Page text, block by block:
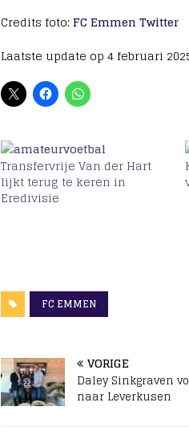
Credits foto:FC Emmen Twitter
Laatste update op 4 februari
Transfervrije Van der Hart
lijkt terug te keren in
Eredivisie
FC EMMEN
VORIGE
Daley Sinkgraven
naar Leverkusen